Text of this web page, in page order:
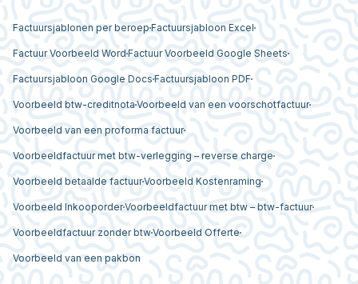
Factuursjablonen per beroep Factuursjabloon Excel
Factuur Voorbeeld Word Factuur Voorbeeld Google Sheets
Factuursjabloon Google Docs Factuursjabloon PDF
Voorbeeld btw-creditnota Voorbeeld van een voorschotfactuur
Voorbeeld van een proforma factuur
Voorbeeldfactuur met btw-verlegging – reverse charge
Voorbeeld betaalde factuurVoorbeeld Kostenraming
Voorbeeld InkooporderVoorbeeldfactuur met btw – btw-factuur
Voorbeeldfactuur zonder btwVoorbeeld Offerte
Voorbeeld van een pakbon